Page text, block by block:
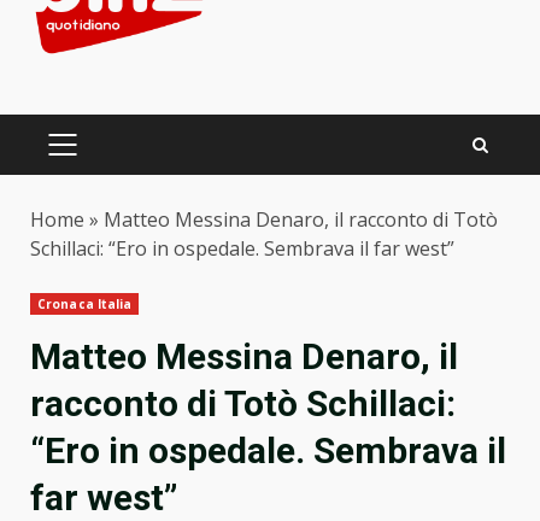
PRIMARY
Home » Matteo Messina Denaro, il racconto di Totò
Schillaci: “Ero in ospedale. Sembrava il far west”
Cronaca Italia
Matteo Messina Denaro, il
racconto di Totò Schillaci:
“Ero in ospedale. Sembrava il
far west”